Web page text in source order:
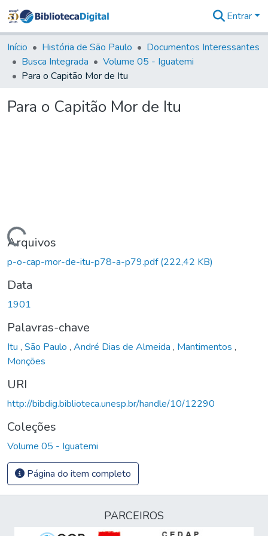
&
Coleções
Tudo na
Biblioteca
Estatísticas
Entrar
Início História de São Paulo
Documentos Interessantes
Busca Integrada
Volume 05 - Iguatemi
Para o Capitão Mor de Itu
Para o Capitão Mor de Itu
Carregando...
Arquivos
p-o-cap-mor-de-itu-p78-a-p79.pdf(222,42 KB)
Data
1901
Palavras-chave
Itu , São Paulo , André Dias de Almeida , Mantimentos ,
Monções
URI
http://bibdig.biblioteca.unesp.br/handle/10/12290
Coleções
Volume 05 - Iguatemi
Página do item completo
PARCEIROS